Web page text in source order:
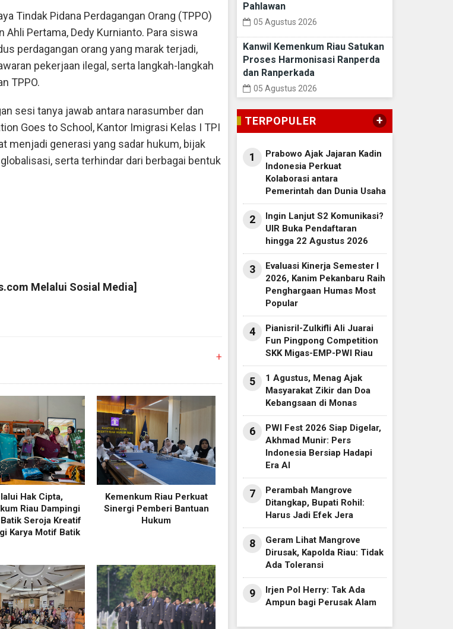
Tindak Pidana Perdagangan Orang (TPPO)
Pertama, Dedy Kurnianto. Para siswa
perdagangan orang yang marak terjadi,
pekerjaan ilegal, serta langkah-langkah
TPPO.
sesi tanya jawab antara narasumber dan
Goes to School, Kantor Imigrasi Kelas I TPI
menjadi generasi yang sadar hukum, bijak
serta terhindar dari berbagai bentuk
Melalui Sosial Media]
+
Hak Cipta,
Riau Dampingi
Seroja Kreatif
Karya Motif Batik
Kemenkum Riau Perkuat
Sinergi Pemberi Bantuan
Hukum
Pahlawan
05 Agustus 2026
Kanwil Kemenkum Riau Satukan
Proses Harmonisasi Ranperda
dan Ranperkada
05 Agustus 2026
TERPOPULER +
1
Prabowo Ajak Jajaran Kadin
Indonesia Perkuat
Kolaborasi antara
Pemerintah dan Dunia Usaha
2
Ingin Lanjut S2 Komunikasi?
UIR Buka Pendaftaran
hingga 22 Agustus 2026
3
Evaluasi Kinerja Semester I
2026, Kanim Pekanbaru Raih
Penghargaan Humas Most
Popular
4
Pianisril-Zulkifli Ali Juarai
Fun Pingpong Competition
SKK Migas-EMP-PWI Riau
5
1 Agustus, Menag Ajak
Masyarakat Zikir dan Doa
Kebangsaan di Monas
6
PWI Fest 2026 Siap Digelar,
Akhmad Munir: Pers
Indonesia Bersiap Hadapi
Era AI
7
Perambah Mangrove
Ditangkap, Bupati Rohil:
Harus Jadi Efek Jera
8
Geram Lihat Mangrove
Dirusak, Kapolda Riau: Tidak
Ada Toleransi
9
Irjen Pol Herry: Tak Ada
Ampun bagi Perusak Alam